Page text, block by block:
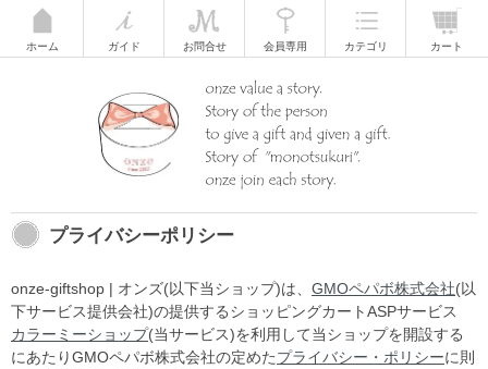
ホーム ガイド お問合せ 会員専用 カテゴリ カート
プライバシーポリシー
onze-giftshop | オンズ(以下当ショップ)は、 GMOペパボ株式会社(以
下サービス提供会社)の提供するショッピングカートASPサービス
カラーミーショップ(当サービス)を利用して当ショップを開設する
にあたりGMOペパボ株式会社の定めたプライバシー・ポリシーに則